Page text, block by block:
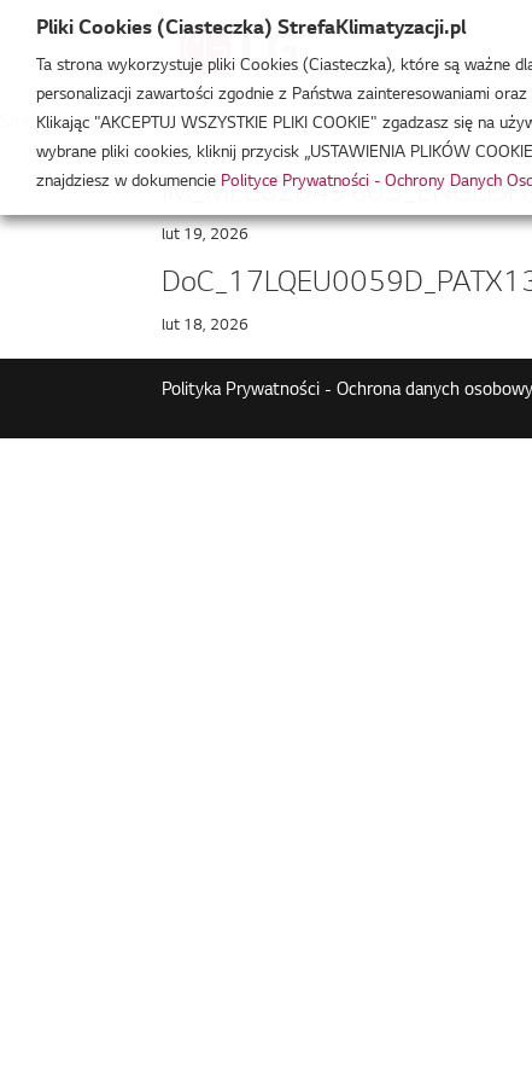
Strefa Klimatyzacji /PATX20A0E
lut 19, 2026
lut 18, 2026
Polityka Prywatności - Ochrona danych
Pliki Cookies (Ciasteczka) StrefaKlimatyzacji.pl
Ta strona wykorzystuje pliki Cookies (Ciasteczka), które są ważne
personalizacji zawartości zgodnie z Państwa zainteresowaniami
Klikając "AKCEPTUJ WSZYSTKIE PLIKI COOKIE" zgadzasz się na
wybrane pliki cookies, kliknij przycisk „USTAWIENIA PLIKÓW
znajdziesz w dokumencie Polityce Prywatności - Ochrony Danych